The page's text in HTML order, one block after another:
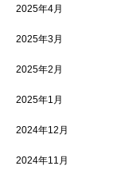
2025年4月
2025年3月
2025年2月
2025年1月
2024年12月
2024年11月